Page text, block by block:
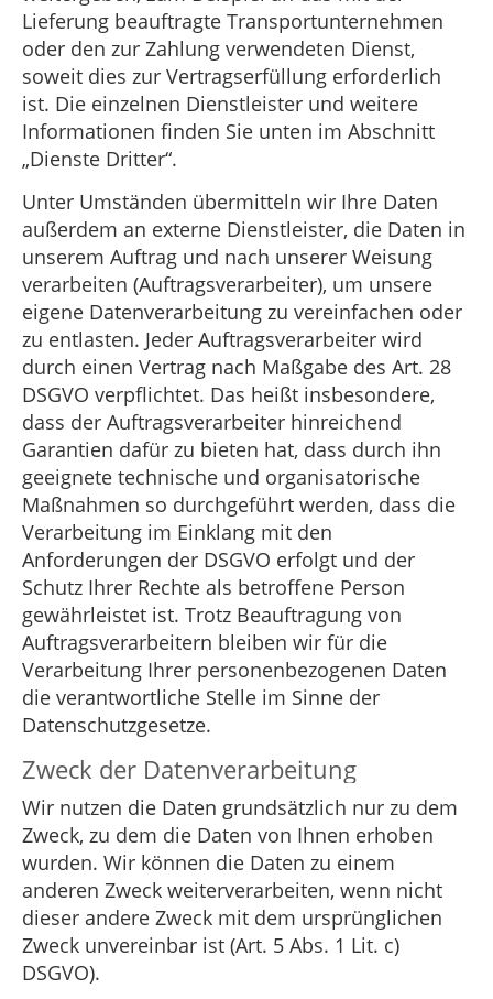
Lieferung beauftragte Transportunternehmen
oder den zur Zahlung verwendeten Dienst,
soweit dies zur Vertragserfüllung erforderlich
ist. Die einzelnen Dienstleister und weitere
Informationen finden Sie unten im Abschnitt
„Dienste Dritter“.
Unter Umständen übermitteln wir Ihre Daten
außerdem an externe Dienstleister, die Daten in
unserem Auftrag und nach unserer Weisung
verarbeiten (Auftragsverarbeiter), um unsere
eigene Datenverarbeitung zu vereinfachen oder
zu entlasten. Jeder Auftragsverarbeiter wird
durch einen Vertrag nach Maßgabe des Art. 28
DSGVO verpflichtet. Das heißt insbesondere,
dass der Auftragsverarbeiter hinreichend
Garantien dafür zu bieten hat, dass durch ihn
geeignete technische und organisatorische
Maßnahmen so durchgeführt werden, dass die
Verarbeitung im Einklang mit den
Anforderungen der DSGVO erfolgt und der
Schutz Ihrer Rechte als betroffene Person
gewährleistet ist. Trotz Beauftragung von
Auftragsverarbeitern bleiben wir für die
Verarbeitung Ihrer personenbezogenen Daten
die verantwortliche Stelle im Sinne der
Datenschutzgesetze.
Zweck der Datenverarbeitung
Wir nutzen die Daten grundsätzlich nur zu dem
Zweck, zu dem die Daten von Ihnen erhoben
wurden. Wir können die Daten zu einem
anderen Zweck weiterverarbeiten, wenn nicht
dieser andere Zweck mit dem ursprünglichen
Zweck unvereinbar ist (Art. 5 Abs. 1 Lit. c)
DSGVO).